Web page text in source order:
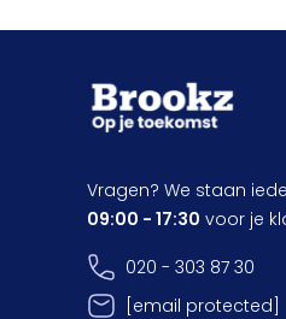
Vragen? We staan
09:00 - 17:30 voor je
020 - 303 87 30
[email protected]